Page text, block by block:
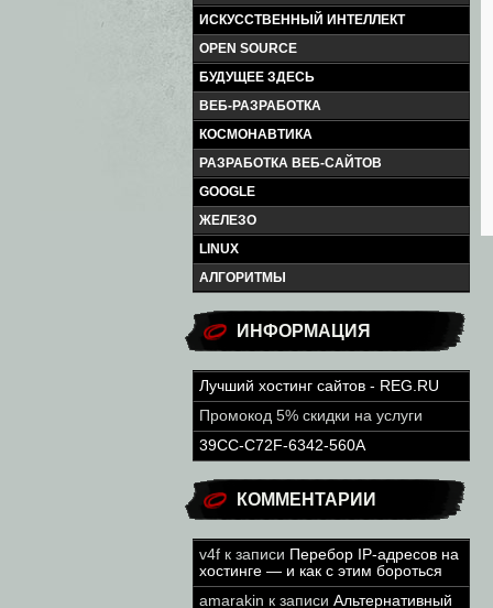
ИСКУССТВЕННЫЙ ИНТЕЛЛЕКТ
OPEN SOURCE
БУДУЩЕЕ ЗДЕСЬ
ВЕБ-РАЗРАБОТКА
КОСМОНАВТИКА
РАЗРАБОТКА ВЕБ-САЙТОВ
GOOGLE
ЖЕЛЕЗО
LINUX
АЛГОРИТМЫ
ИНФОРМАЦИЯ
Лучший хостинг сайтов - REG.RU
Промокод 5% скидки на услуги
39CC-C72F-6342-560A
КОММЕНТАРИИ
v4f к записи Перебор IP-адресов на
хостинге — и как с этим бороться
amarakin к записи Альтернативный